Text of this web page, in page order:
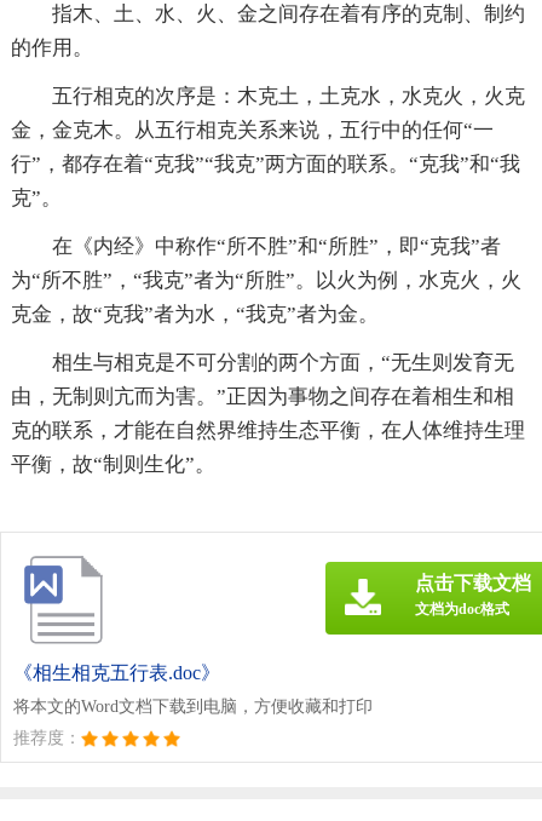
指木、土、水、火、金之间存在着有序的克制、制约
的作用。
五行相克的次序是：木克土，土克水，水克火，火克
金，金克木。从五行相克关系来说，五行中的任何“一
行”，都存在着“克我”“我克”两方面的联系。“克我”和“我
克”。
在《内经》中称作“所不胜”和“所胜”，即“克我”者
为“所不胜”，“我克”者为“所胜”。以火为例，水克火，火
克金，故“克我”者为水，“我克”者为金。
相生与相克是不可分割的两个方面，“无生则发育无
由，无制则亢而为害。”正因为事物之间存在着相生和相
克的联系，才能在自然界维持生态平衡，在人体维持生理
平衡，故“制则生化”。
《相生相克五行表.doc》
将本文的Word文档下载到电脑，方便收藏和打印
推荐度：
点击下载文档
文档为doc格式